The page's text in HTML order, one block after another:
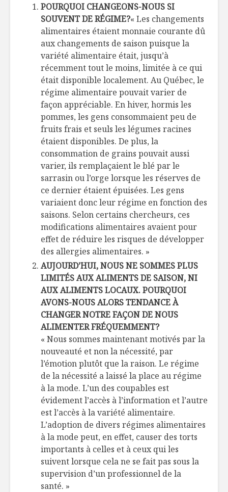
POURQUOI CHANGEONS-NOUS SI
SOUVENT DE RÉGIME?« Les changements
alimentaires étaient monnaie courante dû
aux changements de saison puisque la
variété alimentaire était, jusqu’à
récemment tout le moins, limitée à ce qui
était disponible localement. Au Québec, le
régime alimentaire pouvait varier de
façon appréciable. En hiver, hormis les
pommes, les gens consommaient peu de
fruits frais et seuls les légumes racines
étaient disponibles. De plus, la
consommation de grains pouvait aussi
varier, ils remplaçaient le blé par le
sarrasin ou l’orge lorsque les réserves de
ce dernier étaient épuisées. Les gens
variaient donc leur régime en fonction des
saisons. Selon certains chercheurs, ces
modifications alimentaires avaient pour
effet de réduire les risques de développer
des allergies alimentaires. »
AUJOURD’HUI, NOUS NE SOMMES PLUS
LIMITÉS AUX ALIMENTS DE SAISON, NI
AUX ALIMENTS LOCAUX. POURQUOI
AVONS-NOUS ALORS TENDANCE À
CHANGER NOTRE FAÇON DE NOUS
ALIMENTER FRÉQUEMMENT?
« Nous sommes maintenant motivés par la
nouveauté et non la nécessité, par
l’émotion plutôt que la raison. Le régime
de la nécessité a laissé la place au régime
à la mode. L’un des coupables est
évidement l’accès à l’information et l’autre
est l’accès à la variété alimentaire.
L’adoption de divers régimes alimentaires
à la mode peut, en effet, causer des torts
importants à celles et à ceux qui les
suivent lorsque cela ne se fait pas sous la
supervision d’un professionnel de la
santé. »
Cinq tendances
saveurs en 2018
L’équipe du Point
pyramide des
saveurs
pour le